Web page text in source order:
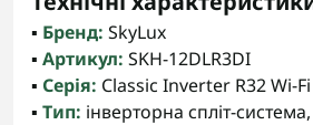
▪️ Бренд: SkyLux
▪️ Артикул: SKH-12DLR3DI
▪️ Серія: Classic Inverter R32 Wi-
▪️ Тип: інверторна спліт-